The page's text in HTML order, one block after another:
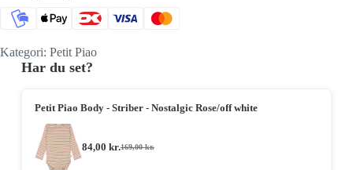
Kategori: Petit Piao
Har du set?
Petit Piao Body - Striber - Nostalgic Rose/off white
169,00kr.
Den
84,00 kr.Den